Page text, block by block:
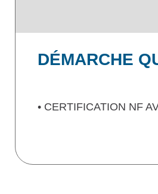
DÉMARCHE
• CERTIFICATION NF